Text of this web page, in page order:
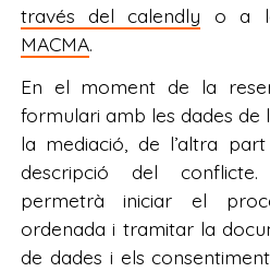
través del calendly o a
MACMA.
En el moment de la
formulari amb les dades de
la mediació, de l’altra
descripció del conflicte.
permetrà iniciar el
ordenada i tramitar la
de dades i els